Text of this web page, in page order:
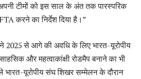
टीमों को इस साल के अंत तक पारस्परिक
करने का निर्देश दिया है।”
ने 2025 से आगे की अवधि के लिए भारत-यूरोपीय
और महत्वाकांक्षी रोडमैप बनाने का भी
यूरोपीय संघ शिखर सम्मेलन के दौरान